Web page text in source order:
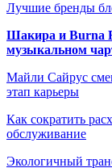
Лучшие бренды
Шакира и Burna
музыкальном
Майли Сайрус
этап карьеры
Как сократить
обслуживание
Экологичный